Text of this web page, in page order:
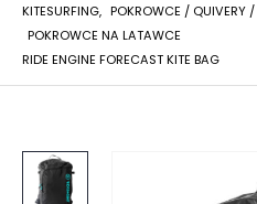
KITESURFING, POKROWCE / QUIVERY
POKROWCE NA LATAWCE
RIDE ENGINE FORECAST KITE BAG